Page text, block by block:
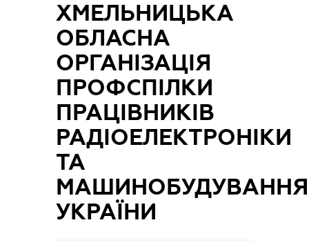
ХМЕЛЬНИЦЬКА
ОБЛАСНА
ОРГАНІЗАЦІЯ
ПРОФСПІЛКИ
ПРАЦІВНИКІВ
РАДІОЕЛЕКТРОНІКИ
ТА
МАШИНОБУДУВАННЯ
УКРАЇНИ